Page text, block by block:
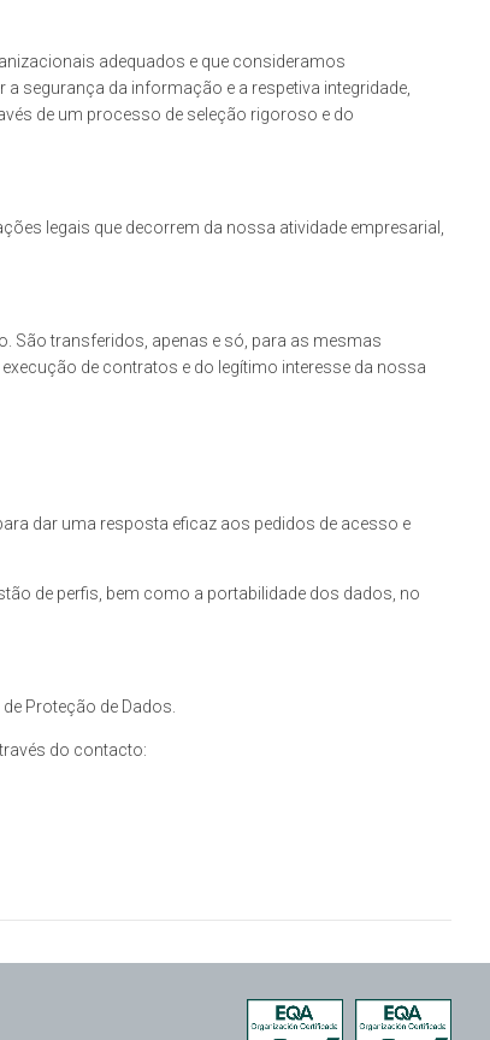
adequados e que consideramos
segurança da informação e a respetiva integridade,
de um processo de seleção rigoroso e do
legais que decorrem da nossa atividade empresarial,
São transferidos, apenas e só, para as mesmas
de contratos e do legítimo interesse da nossa
dar uma resposta eficaz aos pedidos de acesso e
de perfis, bem como a portabilidade dos dados, no
Proteção de Dados.
do contacto: